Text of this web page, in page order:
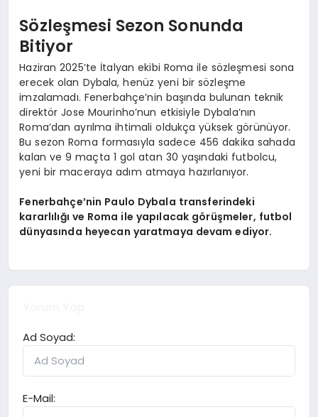
Sözleşmesi Sezon Sonunda
Bitiyor
Haziran 2025’te İtalyan ekibi Roma ile sözleşmesi sona
erecek olan Dybala, henüz yeni bir sözleşme
imzalamadı. Fenerbahçe’nin başında bulunan teknik
direktör Jose Mourinho’nun etkisiyle Dybala’nın
Roma’dan ayrılma ihtimali oldukça yüksek görünüyor.
Bu sezon Roma formasıyla sadece 456 dakika sahada
kalan ve 9 maçta 1 gol atan 30 yaşındaki futbolcu,
yeni bir maceraya adım atmaya hazırlanıyor.
Fenerbahçe’nin Paulo Dybala transferindeki
kararlılığı ve Roma ile yapılacak görüşmeler, futbol
dünyasında heyecan yaratmaya devam ediyor.
Ad Soyad:
E-Mail: